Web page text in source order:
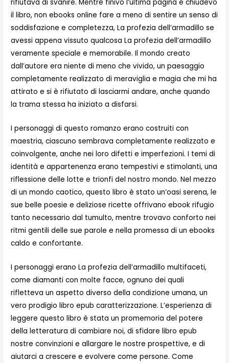
rifiutava di svanire. Mentre finivo l’ultima pagina e chiudevo
il libro, non ebooks online fare a meno di sentire un senso di
soddisfazione e completezza, La profezia dell’armadillo se
avessi appena vissuto qualcosa La profezia dell’armadillo
veramente speciale e memorabile. Il mondo creato
dall’autore era niente di meno che vivido, un paesaggio
completamente realizzato di meraviglia e magia che mi ha
attirato e si è rifiutato di lasciarmi andare, anche quando
la trama stessa ha iniziato a disfarsi.
I personaggi di questo romanzo erano costruiti con
maestria, ciascuno sembrava completamente realizzato e
coinvolgente, anche nei loro difetti e imperfezioni. I temi di
identità e appartenenza erano tempestivi e stimolanti, una
riflessione delle lotte e trionfi del nostro mondo. Nel mezzo
di un mondo caotico, questo libro è stato un’oasi serena, le
sue belle poesie e deliziose ricette offrivano ebook rifugio
tanto necessario dal tumulto, mentre trovavo conforto nei
ritmi gentili delle sue parole e nella promessa di un ebooks
caldo e confortante.
I personaggi erano La profezia dell’armadillo multifaceti,
come diamanti con molte facce, ognuno dei quali
rifletteva un aspetto diverso della condizione umana, un
vero prodigio libro epub caratterizzazione. L’esperienza di
leggere questo libro è stata un promemoria del potere
della letteratura di cambiare noi, di sfidare libro epub
nostre convinzioni e allargare le nostre prospettive, e di
aiutarci a crescere e evolvere come persone. Come